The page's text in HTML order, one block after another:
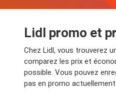
Lidl promo et
Chez Lidl, vous trouverez
comparez les prix et
possible. Vous pouvez
pas en promo